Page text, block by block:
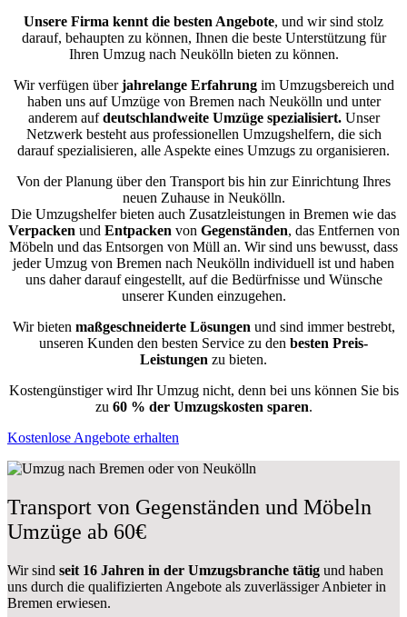
Unsere Firma kennt die besten Angebote, und wir sind stolz
darauf, behaupten zu können, Ihnen die beste Unterstützung für
Ihren Umzug nach Neukölln bieten zu können.
Wir verfügen überjahrelange Erfahrungim Umzugsbereich und
haben uns auf Umzüge von Bremen nach Neukölln und unter
anderem aufdeutschlandweite Umzüge spezialisiert.Unser
Netzwerk besteht aus professionellen Umzugshelfern, die sich
darauf spezialisieren, alle Aspekte eines Umzugs zu organisieren.
Von der Planung über den Transport bis hin zur Einrichtung Ihres
neuen Zuhause in Neukölln.
Die Umzugshelfer bieten auch Zusatzleistungen in Bremen wie das
Verpacken und Entpacken von Gegenständen, das Entfernen von
Möbeln und das Entsorgen von Müll an. Wir sind uns bewusst, dass
jeder Umzug von Bremen nach Neukölln individuell ist und haben
uns daher darauf eingestellt, auf die Bedürfnisse und Wünsche
unserer Kunden einzugehen.
Wir bieten maßgeschneiderte Lösungen und sind immer bestrebt,
unseren Kunden den besten Service zu den besten Preis-
Leistungen zu bieten.
Kostengünstiger wird Ihr Umzug nicht, denn bei uns können Sie bis
zu 60 % der Umzugskosten sparen.
Kostenlose Angebote erhalten
Transport von Gegenständen und Möbeln
Umzüge ab 60€
Wir sind seit 16 Jahren in der Umzugsbranche tätig und haben
uns durch die qualifizierten Angebote als zuverlässiger Anbieter in
Bremen erwiesen.